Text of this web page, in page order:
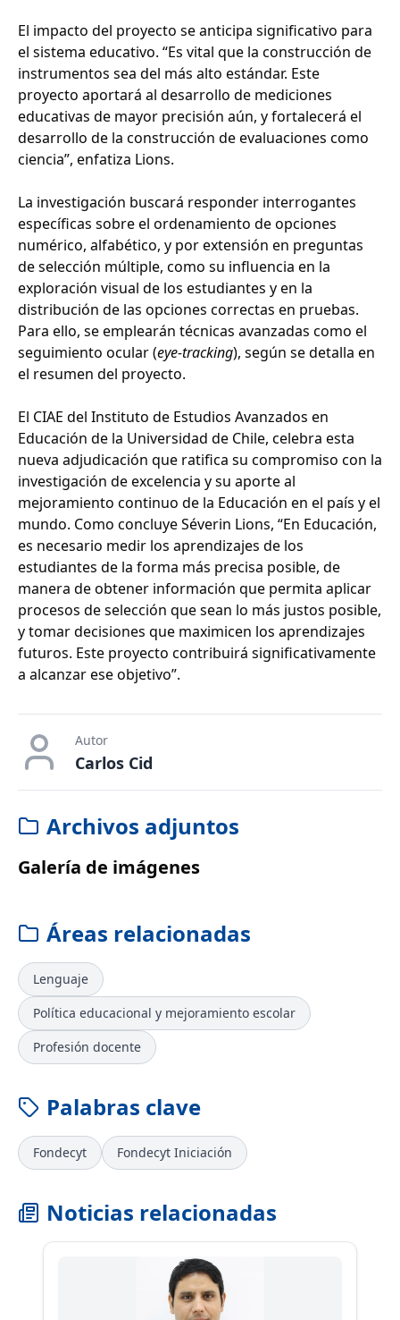
El impacto del proyecto se anticipa significativo para
el sistema educativo. “Es vital que la construcción de
instrumentos sea del más alto estándar. Este
proyecto aportará al desarrollo de mediciones
educativas de mayor precisión aún, y fortalecerá el
desarrollo de la construcción de evaluaciones como
ciencia”, enfatiza Lions.
La investigación buscará responder interrogantes
específicas sobre el ordenamiento de opciones
numérico, alfabético, y por extensión en preguntas
de selección múltiple, como su influencia en la
exploración visual de los estudiantes y en la
distribución de las opciones correctas en pruebas.
Para ello, se emplearán técnicas avanzadas como el
seguimiento ocular (eye-tracking), según se detalla en
el resumen del proyecto.
El CIAE del Instituto de Estudios Avanzados en
Educación de la Universidad de Chile, celebra esta
nueva adjudicación que ratifica su compromiso con la
investigación de excelencia y su aporte al
mejoramiento continuo de la Educación en el país y el
mundo. Como concluye Séverin Lions, “En Educación,
es necesario medir los aprendizajes de los
estudiantes de la forma más precisa posible, de
manera de obtener información que permita aplicar
procesos de selección que sean lo más justos posible,
y tomar decisiones que maximicen los aprendizajes
futuros. Este proyecto contribuirá significativamente
a alcanzar ese objetivo”.
Autor
Carlos Cid
Archivos adjuntos
Galería de imágenes
Áreas relacionadas
Lenguaje
Política educacional y mejoramiento escolar
Profesión docente
Palabras clave
Fondecyt Fondecyt Iniciación
Noticias relacionadas